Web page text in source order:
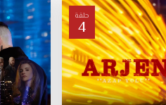
حلقة
4